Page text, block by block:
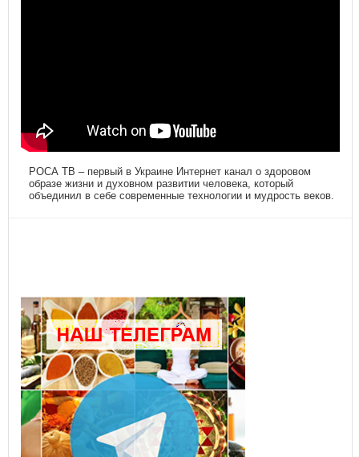
РОСА ТВ – первый в Украине Интернет канал о здоровом
образе жизни и духовном развитии человека, который
объединил в себе современные технологии и мудрость веков.